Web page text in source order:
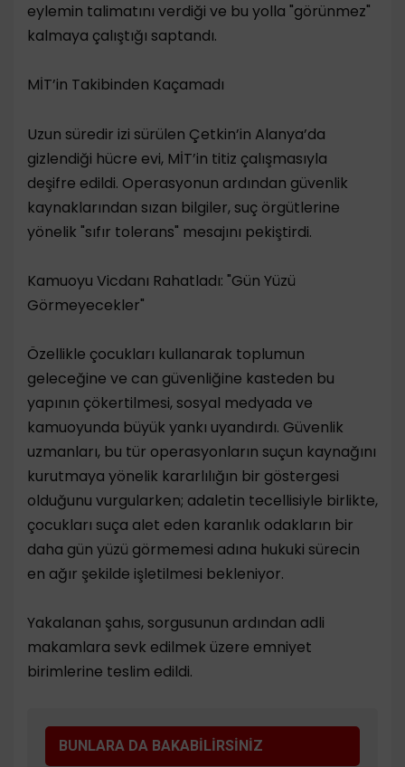
eylemin talimatını verdiği ve bu yolla "görünmez"
kalmaya çalıştığı saptandı.
​MİT’in Takibinden Kaçamadı
​Uzun süredir izi sürülen Çetkin’in Alanya’da
gizlendiği hücre evi, MİT’in titiz çalışmasıyla
deşifre edildi. Operasyonun ardından güvenlik
kaynaklarından sızan bilgiler, suç örgütlerine
yönelik "sıfır tolerans" mesajını pekiştirdi.
​Kamuoyu Vicdanı Rahatladı: "Gün Yüzü
Görmeyecekler"
​Özellikle çocukları kullanarak toplumun
geleceğine ve can güvenliğine kasteden bu
yapının çökertilmesi, sosyal medyada ve
kamuoyunda büyük yankı uyandırdı. Güvenlik
uzmanları, bu tür operasyonların suçun kaynağını
kurutmaya yönelik kararlılığın bir göstergesi
olduğunu vurgularken; adaletin tecellisiyle birlikte,
çocukları suça alet eden karanlık odakların bir
daha gün yüzü görmemesi adına hukuki sürecin
en ağır şekilde işletilmesi bekleniyor.
​Yakalanan şahıs, sorgusunun ardından adli
makamlara sevk edilmek üzere emniyet
birimlerine teslim edildi.
BUNLARA DA BAKABİLİRSİNİZ